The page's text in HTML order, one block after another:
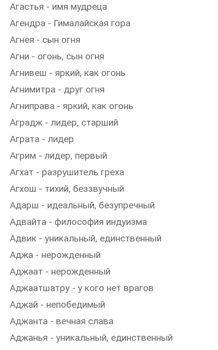
Агастья - имя мудреца
Агендра - Гималайская гора
Агнея - сын огня
Агни - огонь, сын огня
Агнивеш - яркий, как огонь
Агнимитра - друг огня
Агниправа - яркий, как огонь
Аградж - лидер, старший
Аграта - лидер
Агрим - лидер, первый
Агхат - разрушитель греха
Агхош - тихий, беззвучный
Адарш - идеальный, безупречный
Адвайта - философия индуизма
Адвик - уникальный, единственный
Аджа - нерожденный
Аджаат - нерожденный
Аджаатшатру - у кого нет врагов
Аджай - непобедимый
Аджанта - вечная слава
Аджанья - уникальный, единственный